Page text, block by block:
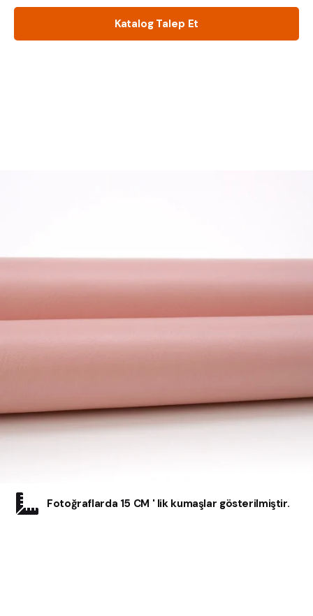
Katalog Talep Et
Fotoğraflarda 15 CM ' lik kumaşlar gösterilmiştir.